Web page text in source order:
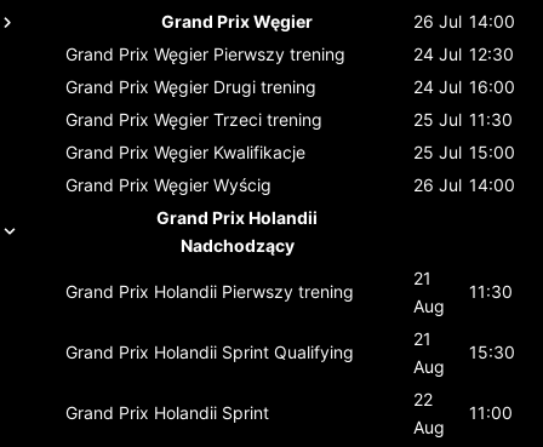
Grand Prix Węgier
26 Jul 14:00
Grand Prix Węgier Pierwszy trening 24 Jul 12:30
Grand Prix Węgier Drugi trening 24 Jul 16:00
Grand Prix Węgier Trzeci trening 25 Jul 11:30
Grand Prix Węgier Kwalifikacje 25 Jul 15:00
Grand Prix Węgier Wyścig 26 Jul 14:00
Grand Prix Holandii
Nadchodzący
Grand Prix Holandii Pierwszy trening
21
Aug
11:30
Grand Prix Holandii Sprint Qualifying
21
Aug
15:30
Grand Prix Holandii Sprint
22
Aug
11:00